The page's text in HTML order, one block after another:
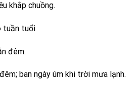
khắp chuồng.
tuần tuổi
đêm.
ban ngày úm khi trời mưa lạnh.